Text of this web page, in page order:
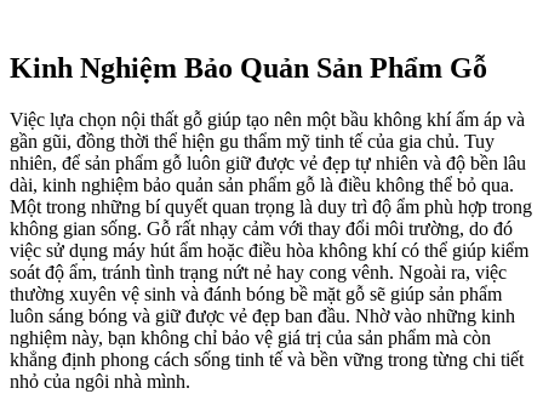
Kinh Nghiệm Bảo Quản Sản Phẩm Gỗ
Việc lựa chọn nội thất gỗ giúp tạo nên một bầu không khí ấm áp và
gần gũi, đồng thời thể hiện gu thẩm mỹ tinh tế của gia chủ. Tuy
nhiên, để sản phẩm gỗ luôn giữ được vẻ đẹp tự nhiên và độ bền lâu
dài, kinh nghiệm bảo quản sản phẩm gỗ là điều không thể bỏ qua.
Một trong những bí quyết quan trọng là duy trì độ ẩm phù hợp trong
không gian sống. Gỗ rất nhạy cảm với thay đổi môi trường, do đó
việc sử dụng máy hút ẩm hoặc điều hòa không khí có thể giúp kiểm
soát độ ẩm, tránh tình trạng nứt nẻ hay cong vênh. Ngoài ra, việc
thường xuyên vệ sinh và đánh bóng bề mặt gỗ sẽ giúp sản phẩm
luôn sáng bóng và giữ được vẻ đẹp ban đầu. Nhờ vào những kinh
nghiệm này, bạn không chỉ bảo vệ giá trị của sản phẩm mà còn
khẳng định phong cách sống tinh tế và bền vững trong từng chi tiết
nhỏ của ngôi nhà mình.